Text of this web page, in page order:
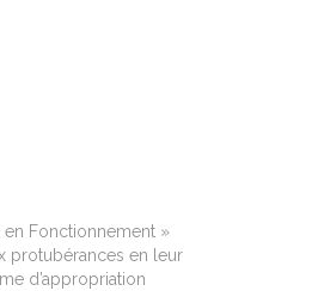
en Fonctionnement »
protubérances en leur
d’appropriation